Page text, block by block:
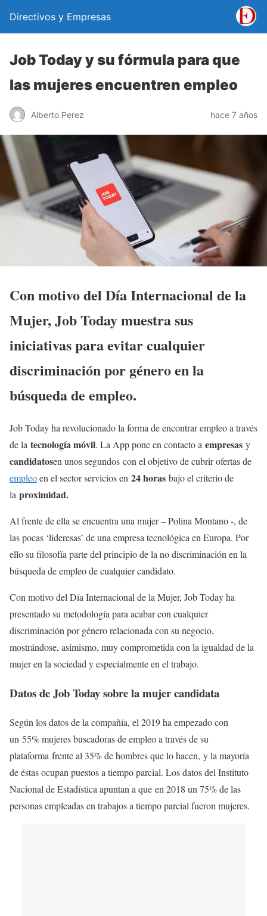
Directivos y Empresas
Job Today y su fórmula para que
las mujeres encuentren empleo
Alberto Perez hace 7 años
Con motivo del Día Internacional de la
Mujer, Job Today muestra sus
iniciativas para evitar cualquier
discriminación por género en la
búsqueda de empleo.
Job Today ha revolucionado la forma de encontrar empleo a través
de la tecnología móvil. La App pone en contacto a empresas y
candidatosen unos segundos con el objetivo de cubrir ofertas de
empleoen el sector servicios en 24 horas bajo el criterio de
la proximidad.
Al frente de ella se encuentra una mujer – Polina Montano -, de
las pocas ‘líderesas’ de una empresa tecnológica en Europa. Por
ello su filosofía parte del principio de la no discriminación en la
búsqueda de empleo de cualquier candidato.
Con motivo del Día Internacional de la Mujer, Job Today ha
presentado su metodología para acabar con cualquier
discriminación por género relacionada con su negocio,
mostrándose, asimismo, muy comprometida con la igualdad de la
mujer en la sociedad y especialmente en el trabajo.
Datos de Job Today sobre la mujer candidata
Según los datos de la compañía, el 2019 ha empezado con
un 55% mujeres buscadoras de empleo a través de su
plataforma frente al 35% de hombres que lo hacen, y la mayoría
de éstas ocupan puestos a tiempo parcial. Los datos del Instituto
Nacional de Estadística apuntan a que en 2018 un 75% de las
personas empleadas en trabajos a tiempo parcial fueron mujeres.